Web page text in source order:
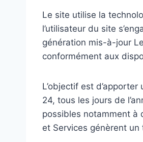
Le site utilise la
l’utilisateur du site
génération mis-à-jour
conformément aux
L’objectif est
24, tous les jours de
possibles notamment à
et Services génèrent